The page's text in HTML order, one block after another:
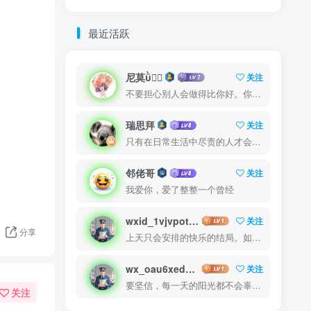
分享
关注
最近活跃
尼莫
关注
不要担心别人会做得比你好。你只需要每天都做得比前一天好就可以了
瑞思拜
关注
只有在日常生活中尽责的人才会在重大时刻尽责
邻佬哥
关注
我爱你，爱了整整一个曾经
wxid_1vjvpot4toj412
关注
上天只会安排的快乐的结局。如果不快乐，说明还不是最后结局
wx_oau6xed43zrl12
关注
要坚信，每一天的阳光都不会辜负自己的笑容